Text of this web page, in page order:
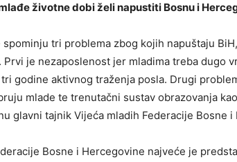
životne dobi želi napustiti Bosnu i
spominju tri problema zbog kojih napuštaju
Prvi je nezaposlenost jer mladima treba dugo
godine aktivnog traženja posla. Drugi
mlade te trenutačni sustav obrazovanja
glavni tajnik Vijeća mladih Federacije Bosne
Bosne i Hercegovine najveće je